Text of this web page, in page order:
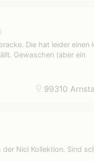
Die hat leider einen
Gewaschen (aber ein
99310
Nici Kollektion. Sind